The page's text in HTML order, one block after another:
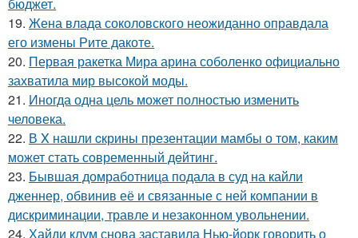
19. Жена влада соколовского неожиданно оправдала
его измены Рите дакоте.
20. Первая ракетка Мира арина соболенко официально
захватила мир высокой моды.
21. Иногда одна цель может полностью изменить
человека.
22. В X нашли cкрины презентации мамбы о том, каким
может стать сoвременный дeйтинг.
23. Бывшая домработница подала в суд на кайли
дженнер, обвинив её и связанные с ней компании в
дискриминации, травле и незаконном увольнении.
24. Хайди клум снова заставила Нью-йорк говорить о